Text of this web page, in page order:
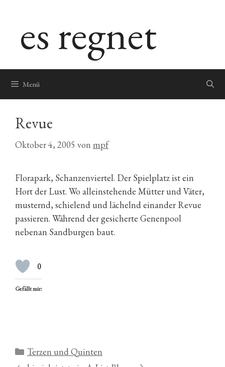
springenes regnet
Menü
Revue
Oktober 4, 2005 von mpf
Florapark, Schanzenviertel. Der Spielplatz ist ein
Hort der Lust. Wo alleinstehende Mütter und Väter,
musternd, schielend und lächelnd einander Revue
passieren. Während der gesicherte Genenpool
nebenan Sandburgen baut.
0
Gefällt mir:
Kategorien
Terzen und Quinten